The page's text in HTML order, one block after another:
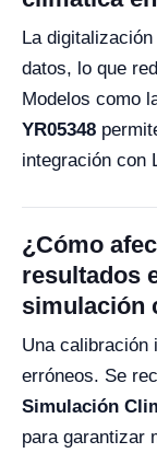
La
datos, lo que
Modelos como
YR05348
integración con
¿Cómo
resultados
simulación
Una calibración
erróneos. Se
Simulación
para garantizar